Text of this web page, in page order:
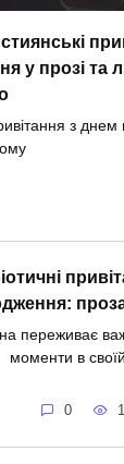
у прозі та
з
проза
переживає
моменти в своїй
0 1